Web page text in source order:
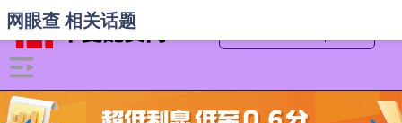
网眼查 相关话题